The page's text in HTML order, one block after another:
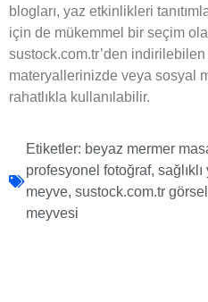
blogları, yaz etkinlikleri
için de mükemmel bir seçim
sustock.com.tr’den
materyallerinizde veya sosyal
rahatlıkla kullanılabilir.
Etiketler: beyaz mermer
profesyonel fotoğraf,
meyve, sustock.com.tr
meyvesi